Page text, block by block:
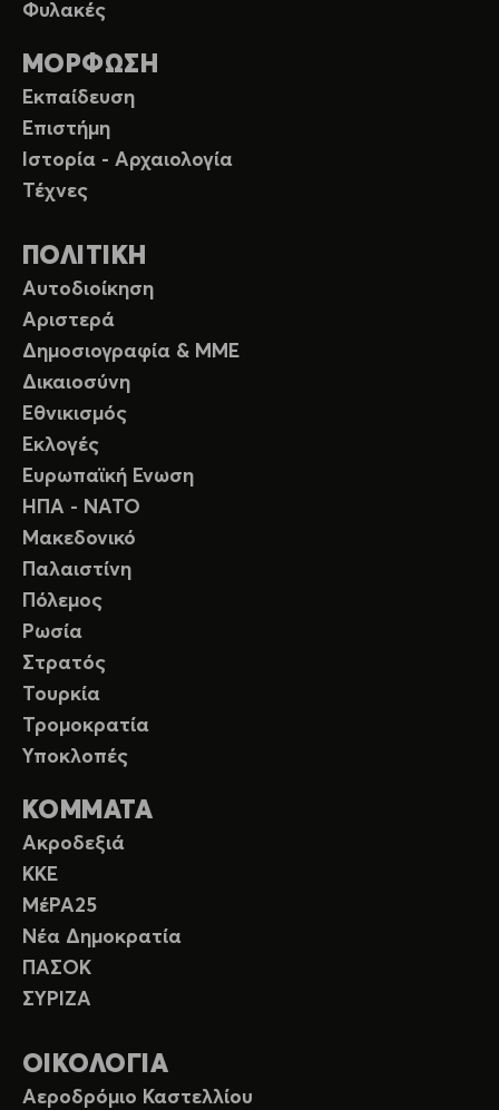
Φυλακές
ΜΟΡΦΩΣΗ
Εκπαίδευση
Επιστήμη
Ιστορία - Αρχαιολογία
Τέχνες
ΠΟΛΙΤΙΚΗ
Αυτοδιοίκηση
Αριστερά
Δημοσιογραφία & ΜΜΕ
Δικαιοσύνη
Εθνικισμός
Εκλογές
Ευρωπαϊκή Ενωση
ΗΠΑ - ΝΑΤΟ
Μακεδονικό
Παλαιστίνη
Πόλεμος
Ρωσία
Στρατός
Τουρκία
Τρομοκρατία
Υποκλοπές
ΚΟΜΜΑΤΑ
Ακροδεξιά
ΚΚΕ
ΜέΡΑ25
Νέα Δημοκρατία
ΠΑΣΟΚ
ΣΥΡΙΖΑ
ΟΙΚΟΛΟΓΙΑ
Αεροδρόμιο Καστελλίου